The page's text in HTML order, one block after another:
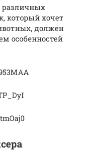
различных
который хочет
должен
особенностей